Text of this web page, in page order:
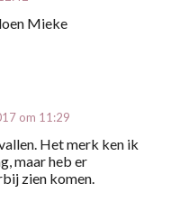
Mieke
om 11:29
Het merk ken ik
maar heb er
zien komen.